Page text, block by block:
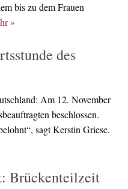
bis zu dem Frauen
»
des
Am 12. November
beschlossen.
sagt Kerstin Griese.
Brückenteilzeit